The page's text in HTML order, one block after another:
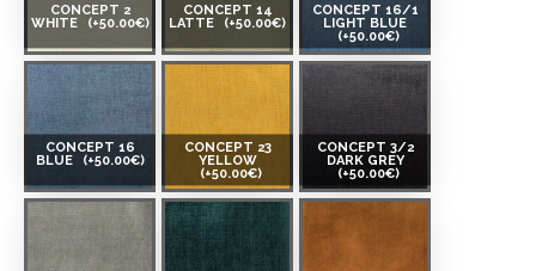
CONCEPT 2
WHITE
(+50.00€)
CONCEPT 14
LATTE
(+50.00€)
CONCEPT 16/1
LIGHT BLUE
(+50.00€)
CONCEPT 16
BLUE
(+50.00€)
CONCEPT 23
YELLOW
(+50.00€)
CONCEPT 3/2
DARK GREY
(+50.00€)